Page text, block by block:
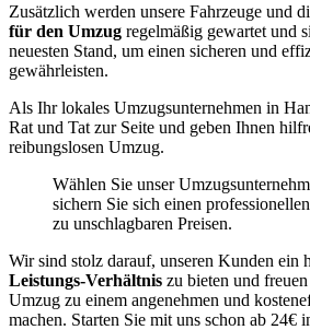
Zusätzlich werden unsere Fahrzeuge und
für den Umzug regelmäßig gewartet und
neuesten Stand, um einen sicheren und
gewährleisten.
Als Ihr lokales Umzugsunternehmen in
Rat und Tat zur Seite und geben Ihnen
reibungslosen Umzug.
Wählen Sie unser
sichern Sie sich einen
zu unschlagbaren Preisen.
Wir sind stolz darauf, unseren Kunden ein
Leistungs-Verhältnis zu bieten und
Umzug zu einem angenehmen und
machen. Starten Sie mit uns schon ab 24€